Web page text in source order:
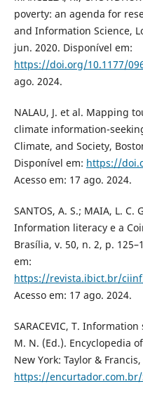
poverty: an agenda for
and Information Science,
jun. 2020. Disponível em:
https://doi.org/10.1177/
ago. 2024.
NALAU, J. et al. Mapping
climate information-
Climate, and Society,
Disponível em: https://
Acesso em: 17 ago. 2024.
SANTOS, A. S.; MAIA, L.
Information literacy e a
Brasília, v. 50, n. 2, p.
em:
https://revista.ibict.br/
Acesso em: 17 ago. 2024.
SARACEVIC, T.
M. N. (Ed.). Encyclopedia
New York: Taylor &
https://encurtador.com.br/